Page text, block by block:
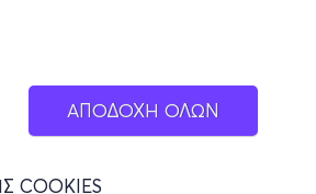
ΑΠΟΔΟΧΗ ΟΛΩΝ
COOKIES